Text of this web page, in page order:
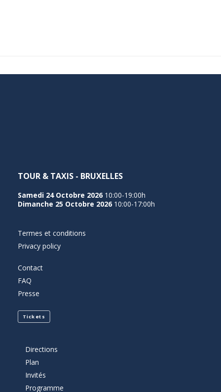
TOUR & TAXIS - BRUXELLES
Samedi 24 Octobre 2026 10:00-19:00h
Dimanche 25 Octobre 2026 10:00-17:00h
Termes et conditions
Privacy policy
Contact
FAQ
Presse
Tickets
Directions
Plan
Invités
Programme